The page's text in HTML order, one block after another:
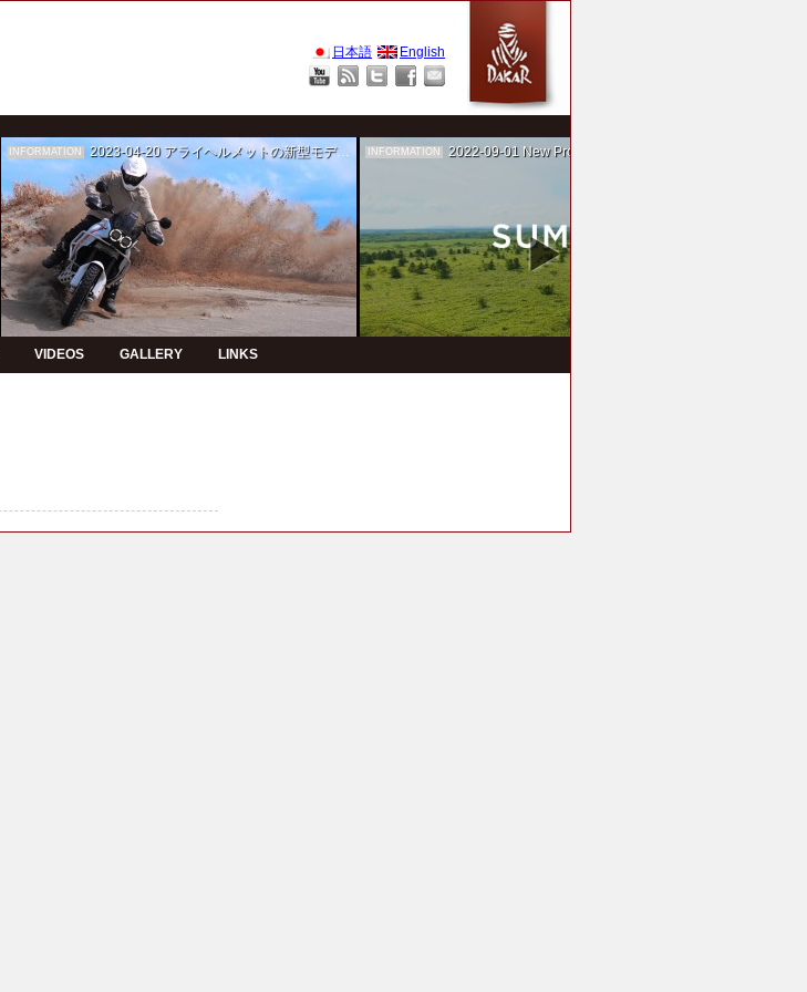
日本語 English
INFORMATION 2023-04-20 アライヘルメットの新型モデルPVの制作を担当 INFORMATION 2022-09-01 New Project！ 未来SUMIKA実験箱
VIDEOS GALLERY LINKS